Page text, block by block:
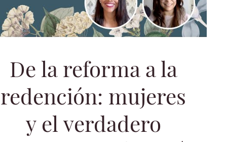
De la reforma a la
redención: mujeres
y el verdadero